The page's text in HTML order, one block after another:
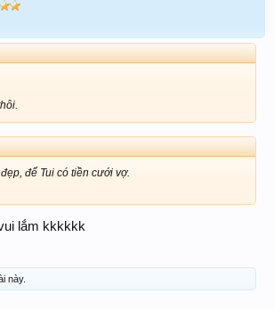
để Tui có tiền cưới vợ.
lắm kkkkkk
này.